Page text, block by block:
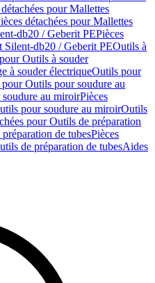
pour Mallettes
détachées pour Mallettes
db20 / Geberit PEPièces
Silent-db20 / Geberit PEOutils à
Outils à souder
à souder électriqueOutils pour
pour Outils pour soudure au
au miroirPièces
pour soudure au miroirOutils
pour Outils de préparation
de tubesPièces
de préparation de tubesAides